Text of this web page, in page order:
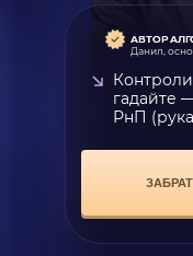
гадайте
РнП
АВТОР
Данил,